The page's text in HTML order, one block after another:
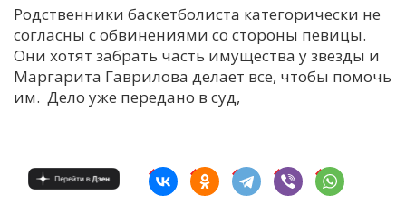
Родственники баскетболиста категорически не
согласны с обвинениями со стороны певицы.
Они хотят забрать часть имущества у звезды и
Маргарита Гаврилова делает все, чтобы помочь
им. Дело уже передано в суд,